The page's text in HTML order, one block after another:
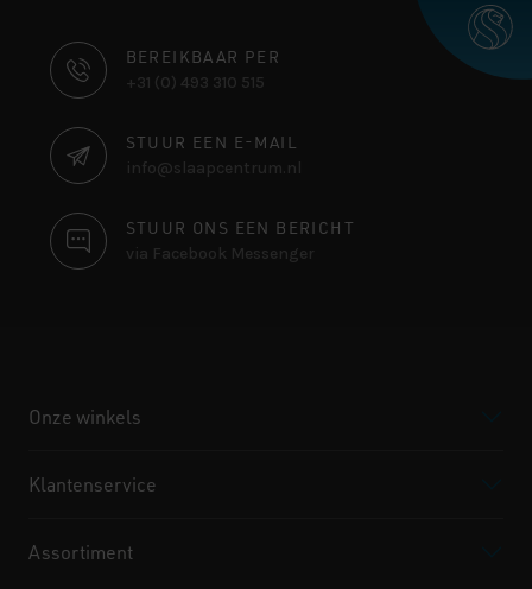
CONTACT
INFORMATIE
BEREIKBAAR PER
+31 (0) 493 310 515
STUUR EEN E-MAIL
info@slaapcentrum.nl
STUUR ONS EEN BERICHT
via Facebook Messenger
Onze winkels
Klantenservice
Assortiment